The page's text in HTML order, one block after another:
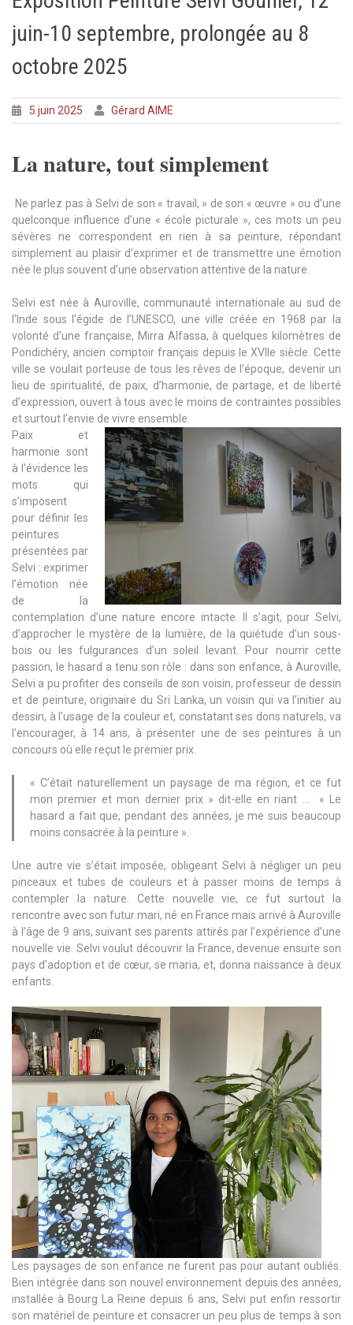
juin-10 septembre, prolongée au 8
octobre 2025
5 juin 2025 Gérard AIME
La nature, tout simplement
Ne parlez pas à Selvi de son « travail, » de son « œuvre » ou d’une
quelconque influence d’une « école picturale », ces mots un peu
sévères ne correspondent en rien à sa peinture, répondant
simplement au plaisir d’exprimer et de transmettre une émotion
née le plus souvent d’une observation attentive de la nature.
Selvi est née à Auroville, communauté internationale au sud de
l’Inde sous l’égide de l’UNESCO, une ville créée en 1968 par la
volonté d’une française, Mirra Alfassa, à quelques kilomètres de
Pondichéry, ancien comptoir français depuis le XVIIe siècle. Cette
ville se voulait porteuse de tous les rêves de l’époque, devenir un
lieu de spiritualité, de paix, d’harmonie, de partage, et de liberté
d’expression, ouvert à tous avec le moins de contraintes possibles
et surtout l’envie de vivre ensemble.
Paix et
harmonie sont
à l’évidence les
mots qui
s’imposent
pour définir les
peintures
présentées par
Selvi : exprimer
l’émotion née
de la
contemplation d’une nature encore intacte. Il s’agit, pour Selvi,
d’approcher le mystère de la lumière, de la quiétude d’un sous-
bois ou les fulgurances d’un soleil levant. Pour nourrir cette
passion, le hasard a tenu son rôle : dans son enfance, à Auroville,
Selvi a pu profiter des conseils de son voisin, professeur de dessin
et de peinture, originaire du Sri Lanka, un voisin qui va l’initier au
dessin, à l’usage de la couleur et, constatant ses dons naturels, va
l’encourager, à 14 ans, à présenter une de ses peintures à un
concours où elle reçut le premier prix.
« C’était naturellement un paysage de ma région, et ce fut
mon premier et mon dernier prix » dit-elle en riant … « Le
hasard a fait que, pendant des années, je me suis beaucoup
moins consacrée à la peinture ».
Une autre vie s’était imposée, obligeant Selvi à négliger un peu
pinceaux et tubes de couleurs et à passer moins de temps à
contempler la nature. Cette nouvelle vie, ce fut surtout la
rencontre avec son futur mari, né en France mais arrivé à Auroville
à l’âge de 9 ans, suivant ses parents attirés par l’expérience d’une
nouvelle vie. Selvi voulut découvrir la France, devenue ensuite son
pays d’adoption et de cœur, se maria, et, donna naissance à deux
enfants.
Les paysages de son enfance ne furent pas pour autant oubliés.
Bien intégrée dans son nouvel environnement depuis des années,
installée à Bourg La Reine depuis 6 ans, Selvi put enfin ressortir
son matériel de peinture et consacrer un peu plus de temps à son